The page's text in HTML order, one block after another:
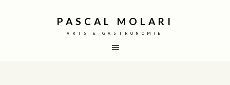
PASCAL MOLARI
ARTS & GASTRONOMIE